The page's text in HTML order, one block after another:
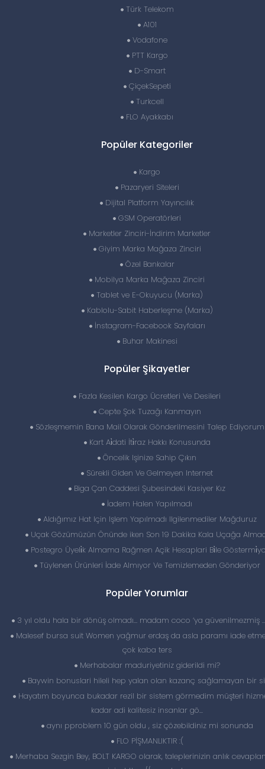
Türk Telekom
A101
Vodafone
PTT Kargo
D-Smart
ÇiçekSepeti
Turkcell
FLO Ayakkabı
Popüler Kategoriler
Kargo
Pazaryeri Siteleri
Dijital Platform Yayıncılık
GSM Operatörleri
Marketler Zinciri-İndirim Marketler
Giyim Marka Mağaza Zinciri
Özel Bankalar
Mobilya Marka Mağaza Zinciri
Tablet ve E-Okuyucu (Marka)
Kablolu-Sabit Haberleşme (Marka)
İnstagram-Facebook Sayfaları
Buhar Makinesi
Popüler Şikayetler
Fazla Kesilen Kargo Ücretleri Ve Desileri
Cepte Şok Tuzağı Kanmayın
Sözleşmemin Bana Mail Olarak Gönderilmesini Talep Ediyorum
Kart Ai̇dati İti̇raz Hakkı Konusunda
Öncelik Işinize Sahip Çıkın
Sürekli Giden Ve Gelmeyen Internet
Biga Çan Caddesi Şubesindeki Kasiyer Kız
İadem Halen Yapılmadı
Aldığımız Hat Için Işlem Yapılmadı Ilgilenmediler Mağduruz
Uçak Gözümüzün Önünde iken Son 19 Dakika Kala Uçağa
Postegro Üyeli̇k Almama Rağmen Açik Hesaplari Bi̇le
Tüylenen Ürünleri İade Almıyor Ve Temizlemeden Gönderiyor
Popüler Yorumlar
3 yıl oldu hala bir dönüş olmadı… madam coco ‘ya güvenilmezmiş
Malesef bursa suit Women yağmur erdaş da asla paramı iade
çok kaba ters
Merhabalar maduriyetiniz giderildi mi?
Baywin bonuslari hileli hep yalan olan kazanç sağlamayan bir
Hayatım boyunca bukadar rezil bir sistem görmedim müşteri
kadar adi kalitesiz insanlar gö...
aynı pproblem 10 gün oldu , siz çözebildiniz mi sonunda
FLO PİŞMANLIKTIR :(
Merhaba Sezgin Bey, BOLT KARGO olarak, taleplerinizin anlık